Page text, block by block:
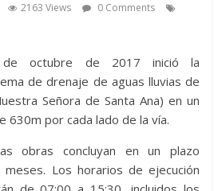
2163 Views
0 Comments
octubre de 2017 inició la
de drenaje de aguas lluvias de
Señora de Santa Ana) en un
630m por cada lado de la vía.
obras concluyan en un plazo
Los horarios de ejecución